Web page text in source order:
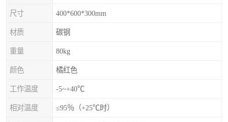
尺寸 400*600*300mm
材质 碳钢
重量 80kg
颜色 橘红色
工作温度 -5~+40℃
相对温度 ≤95％（+25℃时）